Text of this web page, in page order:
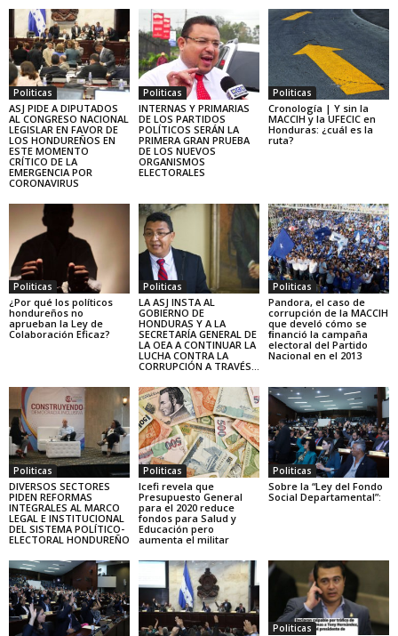
Politicas
ASJ PIDE A DIPUTADOS
AL CONGRESO NACIONAL
LEGISLAR EN FAVOR DE
LOS HONDUREÑOS EN
ESTE MOMENTO
CRÍTICO DE LA
EMERGENCIA POR
CORONAVIRUS
Politicas
INTERNAS Y PRIMARIAS
DE LOS PARTIDOS
POLÍTICOS SERÁN LA
PRIMERA GRAN PRUEBA
DE LOS NUEVOS
ORGANISMOS
ELECTORALES
Politicas
Cronología | Y sin la
MACCIH y la UFECIC en
Honduras: ¿cuál es la
ruta?
Politicas
¿Por qué los políticos
hondureños no
aprueban la Ley de
Colaboración Eficaz?
Politicas
LA ASJ INSTA AL
GOBIERNO DE
HONDURAS Y A LA
SECRETARÍA GENERAL DE
LA OEA A CONTINUAR LA
LUCHA CONTRA LA
CORRUPCIÓN A TRAVÉS...
Politicas
Pandora, el caso de
corrupción de la MACCIH
que develó cómo se
ﬁnanció la campaña
electoral del Partido
Nacional en el 2013
Politicas
DIVERSOS SECTORES
PIDEN REFORMAS
INTEGRALES AL MARCO
LEGAL E INSTITUCIONAL
DEL SISTEMA POLÍTICO-
ELECTORAL HONDUREÑO
Politicas
Icefi revela que
Presupuesto General
para el 2020 reduce
fondos para Salud y
Educación pero
aumenta el militar
Politicas
Sobre la “Ley del Fondo
Social Departamental”:
Politicas